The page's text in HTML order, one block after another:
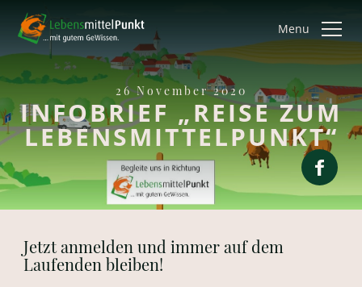
Menu
26 November 2020
INFOBRIEF „REISE ZUM
LEBENSMITTELPUNKT“
Jetzt anmelden und immer auf dem
Laufenden bleiben!